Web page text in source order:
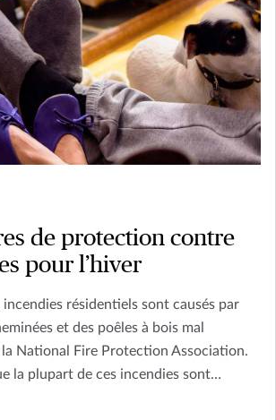
de protection contre
pour l’hiver
incendies résidentiels sont causés par
et des poêles à bois mal
National Fire Protection Association.
la plupart de ces incendies sont